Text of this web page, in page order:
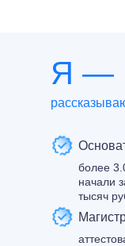
Я —
более
начали
тысяч